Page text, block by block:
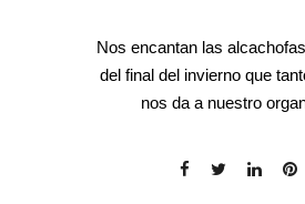
Nos encantan las
del final del invierno que
nos da a nuestro